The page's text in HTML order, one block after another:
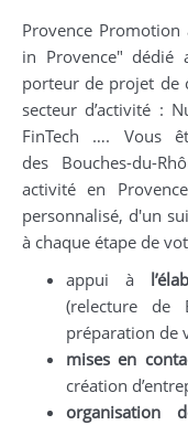
Provence
in Provence"
porteur de projet de
secteur d’activité :
FinTech …. Vous
des Bouches-du-
activité en
personnalisé, d'un
à chaque étape de
appui à
(relecture de
préparation de
mises en
création
organisation